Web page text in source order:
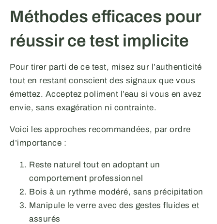
Méthodes efficaces pour
réussir ce test implicite
Pour tirer parti de ce test, misez sur l’authenticité
tout en restant conscient des signaux que vous
émettez. Acceptez poliment l’eau si vous en avez
envie, sans exagération ni contrainte.
Voici les approches recommandées, par ordre
d’importance :
Reste naturel tout en adoptant un
comportement professionnel
Bois à un rythme modéré, sans précipitation
Manipule le verre avec des gestes fluides et
assurés